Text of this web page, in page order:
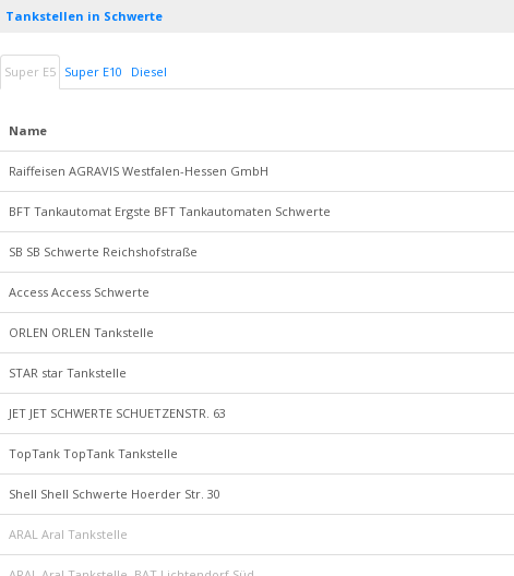
Tankstellen in Schwerte
Super E5 Super E10 Diesel
Name
Raiffeisen AGRAVIS Westfalen-Hessen GmbH
BFT Tankautomat Ergste BFT Tankautomaten Schwerte
SB SB Schwerte Reichshofstraße
Access Access Schwerte
ORLEN ORLEN Tankstelle
STAR star Tankstelle
JET JET SCHWERTE SCHUETZENSTR. 63
TopTank TopTank Tankstelle
Shell Shell Schwerte Hoerder Str. 30
ARAL Aral Tankstelle